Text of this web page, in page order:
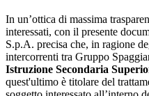
In un’ottica di massima
interessati, con il presente
S.p.A. precisa che, in ragione
intercorrenti tra Gruppo
Istruzione Secondaria
quest'ultimo è titolare del